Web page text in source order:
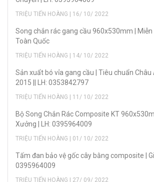
TRIỆU TIẾN HOÀNG | 16/ 10/ 2022
Song chắn rác gang cầu 960x530mm | Miễn
Toàn Quốc
TRIỆU TIẾN HOÀNG | 14/ 10/ 2022
Sản xuẩt bó vỉa gang cầu | Tiêu chuẩn Châu
2015 || LH: 0353842797
TRIỆU TIẾN HOÀNG | 11/ 10/ 2022
Bộ Song Chắn Rác Composite KT
Xưởng | LH: 0395964009
TRIỆU TIẾN HOÀNG | 01/ 10/ 2022
Tấm đan bảo vệ gốc cây bằng composite |
0395964009
TRIỆU TIẾN HOÀNG | 27/ 09/ 2022